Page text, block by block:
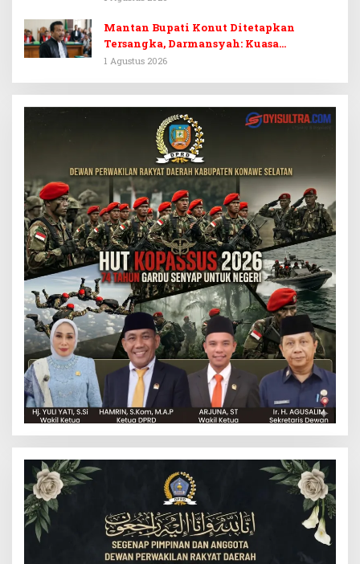
Mantan Bupati Konut Ditetapkan
Tersangka, Darmansyah: Kuasa
Hukumnya Diduga Kebingungan
1 Agustus 2026